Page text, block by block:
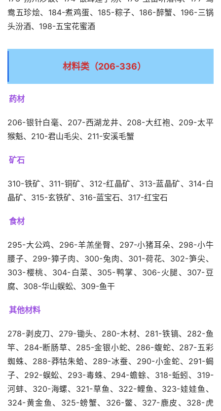
鸯五珍烩、184-煮鸡蛋、185-粽子、186-醉蟹、196-三锅
头汾酒、198-五宝花蜜酒
材料类（206-336）
药材
206-银针白毫、207-西湖龙井、208-大红袍、209-太平
猴魁、210-君山毛尖、211-安溪毛蟹
矿石
310-铁矿、311-铜矿、312-红晶矿、313-蓝晶矿、314-白
晶矿、315-玄铁矿、316-蓝宝石、317-红宝石
食材
295-大公鸡、296-羊羔坐臀、297-小猪耳朵、298-小牛
腰子、299-獐子肉、300-兔肉、301-荷花、302-笋尖、
303-樱桃、304-白菜、305-鸭掌、306-火腿、307-豆
腐、308-华山蜈蚣、309-鱼干
其他材料
278-剥皮刀、279-锄头、280-木材、281-铁镐、282-鱼
竿、284-断肠草、285-金银小蛇、286-蝮蛇、287-五彩
蜘蛛、288-莽牯朱蛤、289-冰蚕、290-小金蛇、291-蝎
子、292-蜈蚣、293-毒蛛、294-蟾蜍、318-蚯蚓、319-
河蚌、320-海螺、321-草鱼、322-鲤鱼、323-娃娃鱼、
324-黄金鱼、325-螃蟹、326-鳖、327-鹿皮、328-虎